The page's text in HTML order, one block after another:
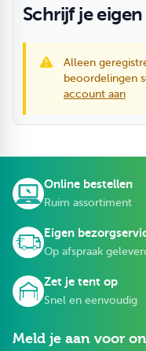
Schrijf je
Alleen
beoordelingen
account aan
Online bestellen
Ruim assortiment
Eigen
Op afspraak
Zet je tent op
Snel en eenvoudig
Meld je aan voor